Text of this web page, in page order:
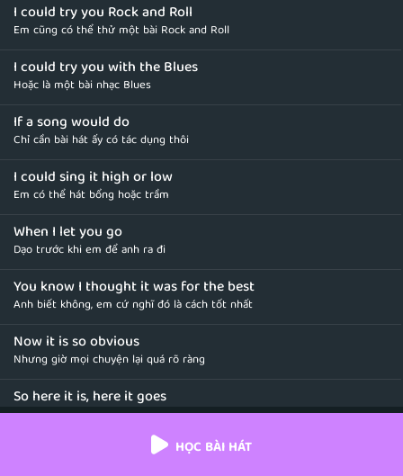
I could try you Rock and Roll
Em cũng có thể thử một bài Rock and Roll
I could try you with the Blues
Hoặc là một bài nhạc Blues
If a song would do
Chỉ cần bài hát ấy có tác dụng thôi
I could sing it high or low
Em có thể hát bổng hoặc trầm
When I let you go
Dạo trước khi em để anh ra đi
You know I thought it was for the best
Anh biết không, em cứ nghĩ đó là cách tốt nhất
Now it is so obvious
Nhưng giờ mọi chuyện lại quá rõ ràng
So here it is, here it goes
Vậy nên giờ đây em bắt đầu ca vang bài ca này
I could try rock and roll HỌC BÀI HÁT